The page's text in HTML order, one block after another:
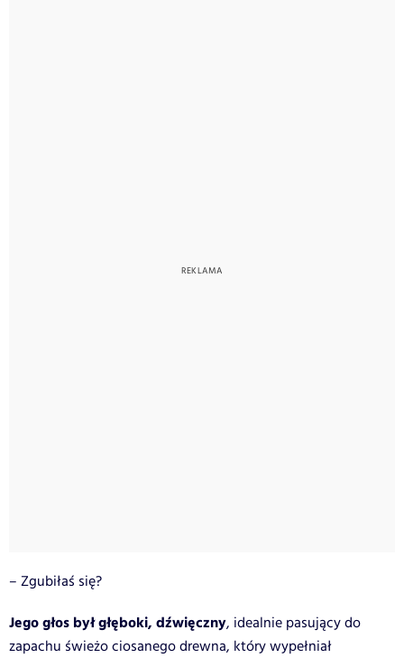
– Zgubiłaś się?
Jego głos był głęboki, dźwięczny, idealnie pasujący do
zapachu świeżo ciosanego drewna, który wypełniał